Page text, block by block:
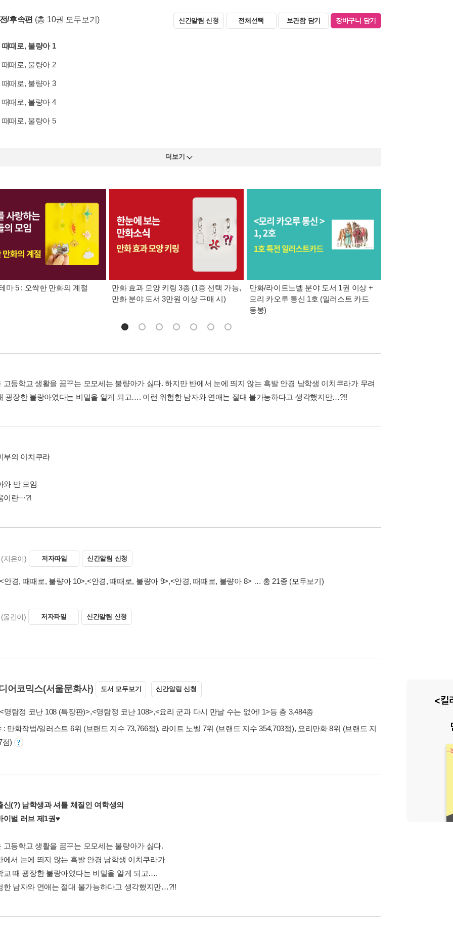
/후속편 (총 10권 모두보기) 신간알림 신청 전체선택 보관함 담기 장바구니 담기
때로, 불량아 1
때로, 불량아 2
때로, 불량아 3
때로, 불량아 4
때로, 불량아 5
더보기
마 5 : 오싹한 만화의 계절
만화 효과 모양 키링 3종 (1종 선택 가능,
만화 분야 도서 3만원 이상 구매 시)
만화/라이트노벨 분야 도서 1권 이상 +
모리 카오루 통신 1호 (일러스트 카드
동봉)
고등학교 생활을 꿈꾸는 모모세는 불량아가 싫다. 하지만 반에서 눈에 띄지 않는 흑발 안경 남학생 이치쿠라가 무려
굉장한 불랑아였다는 비밀을 알게 되고…. 이런 위험한 남자와 연애는 절대 불가능하다고 생각했지만…?!!
부의 이치쿠라
와 반 모임
란···?!
(지은이) 저자파일 신간알림 신청
<안경, 때때로, 불량아 10>,<안경, 때때로, 불량아 9>,<안경, 때때로, 불량아 8> … 총 21종 (모두보기)
(옮긴이) 저자파일 신간알림 신청
어코믹스(서울문화사) 도서 모두보기 신간알림 신청
<명탐정 코난 108 (특장판)>,<명탐정 코난 108>,<요리 군과 다시 만날 수는 없어! 1>등 총 3,484종
: 만화작법/일러스트 6위 (브랜드 지수 73,766점), 라이트 노벨 7위 (브랜드 지수 354,703점), 요리만화 8위 (브랜드 지
점)
신(?) 남학생과 셔틀 체질인 여학생의
이벌 러브 제1권♥
고등학교 생활을 꿈꾸는 모모세는 불량아가 싫다.
에서 눈에 띄지 않는 흑발 안경 남학생 이치쿠라가
교 때 굉장한 불랑아였다는 비밀을 알게 되고….
한 남자와 연애는 절대 불가능하다고 생각했지만…?!!